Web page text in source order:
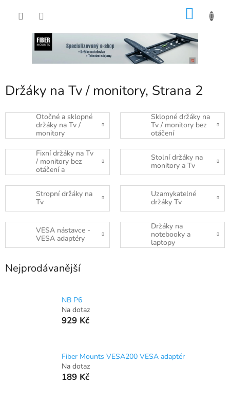
Držáky na Tv / monitory, Strana 2
Otočné a sklopné
držáky na Tv /
monitory
Sklopné držáky na
Tv / monitory bez
otáčení
Fixní držáky na Tv
/ monitory bez
otáčení a
naklápění
Stolní držáky na
monitory a Tv
Stropní držáky na
Tv
Uzamykatelné
držáky Tv
VESA nástavce -
VESA adaptéry
Držáky na
notebooky a
laptopy
Nejprodávanější
NB P6
Na dotaz
929 Kč
Fiber Mounts VESA200 VESA adaptér
Na dotaz
189 Kč